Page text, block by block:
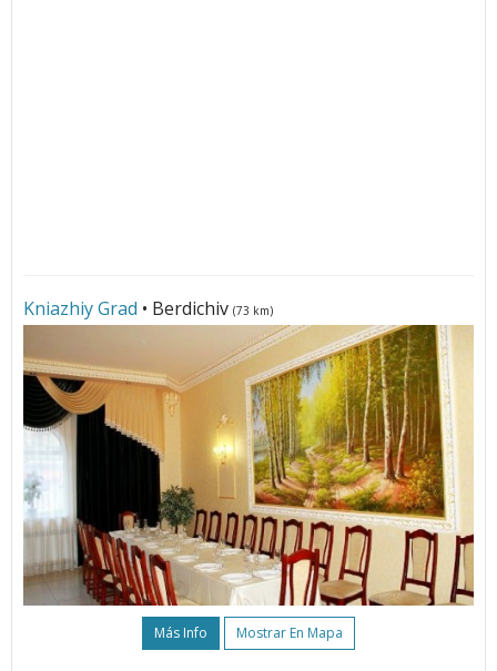
Kniazhiy Grad • Berdichiv (73 km)
Más Info Mostrar En Mapa